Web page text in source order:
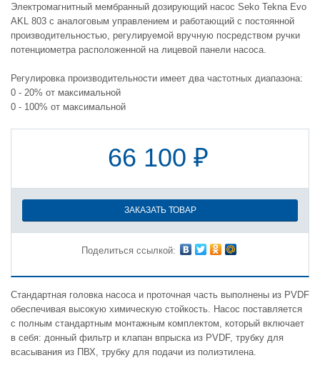
Электромагнитный мембранный дозирующий насос Seko Tekna Evo
AKL 803 с аналоговым управлением и работающий с постоянной
производительностью, регулируемой вручную посредством ручки
потенциометра расположенной на лицевой панели насоса.
Регулировка производительности имеет два частотных диапазона:
0 - 20% от максимальной
0 - 100% от максимальной
66 100 ₽
ЗАКАЗАТЬ ТОВАР
Поделиться ссылкой:
Стандартная головка насоса и проточная часть выполнены из PVDF
обеспечивая высокую химическую стойкость. Насос поставляется
с полным стандартным монтажным комплектом, который включает
в себя: донный фильтр и клапан впрыска из PVDF, трубку для
всасывания из ПВХ, трубку для подачи из полиэтилена.